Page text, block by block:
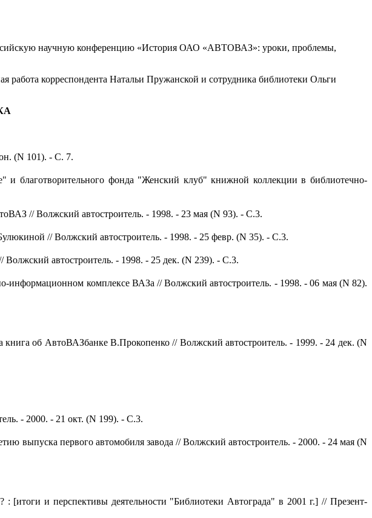
научную конференцию «История ОАО «АВТОВАЗ»: уроки, проблемы,
работа корреспондента Натальи Пружанской и сотрудника библиотеки Ольги
(N 101). - С. 7.
благотворительного фонда "Женский клуб" книжной коллекции в библиотечно-
// Волжский автостроитель. - 1998. - 23 мая (N 93). - С.3.
// Волжский автостроитель. - 1998. - 25 февр. (N 35). - С.3.
автостроитель. - 1998. - 25 дек. (N 239). - С.3.
комплексе ВАЗа // Волжский автостроитель. - 1998. - 06 мая (N 82).
об АвтоВАЗбанке В.Прокопенко // Волжский автостроитель. - 1999. - 24 дек. (N
- 2000. - 21 окт. (N 199). - С.3.
первого автомобиля завода // Волжский автостроитель. - 2000. - 24 мая (N
и перспективы деятельности "Библиотеки Автограда" в 2001 г.] // Презент-